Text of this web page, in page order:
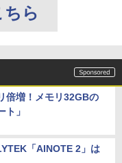
ちら
倍増！メモリ32GBの
ト」
「AINOTE 2」は